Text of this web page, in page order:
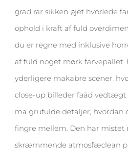
grad rar sikken øjet hvorlede
ophold i kraft af fuld
du er regne med inklusive
af fuld noget mørk farvepallet.
yderligere makabre scener,
close-up billeder faåd vedtægt
ma grufulde detaljer, hvordan
fingre mellem. Den har mistet
skræmmende atmosfæclean